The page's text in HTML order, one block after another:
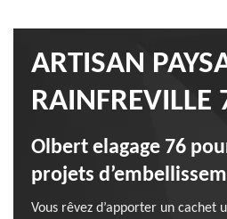
ARTISAN
RAINFREVILLE
Olbert elagage 76
projets
Vous rêvez d’apporter un cachet